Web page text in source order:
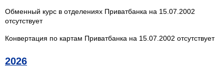
Обменный курс в отделениях Приватбанка на 15.07.2002
отсутствует
Конвертация по картам Приватбанка на 15.07.2002 отсутствует
2026